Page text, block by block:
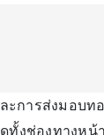
การส่งมอบท
ทั้งช่องทางห